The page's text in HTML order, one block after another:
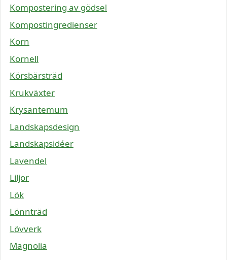
Kompostering av gödsel
Kompostingredienser
Korn
Kornell
Körsbärsträd
Krukväxter
Krysantemum
Landskapsdesign
Landskapsidéer
Lavendel
Liljor
Lök
Lönnträd
Lövverk
Magnolia